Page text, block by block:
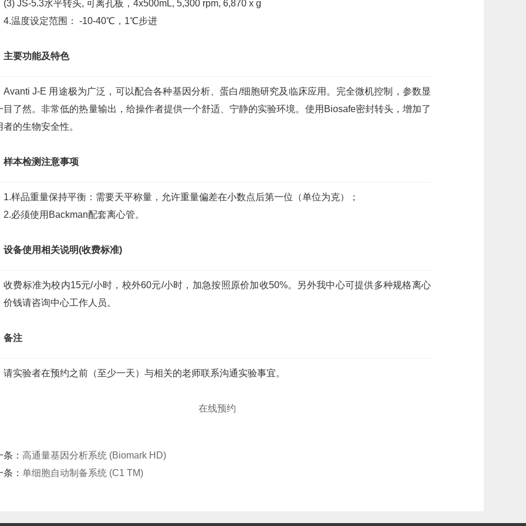
(3) JS-5.3水平转头, 可离孔板，4x500mL, 5,300 rpm, 6,870 x g
4.温度设定范围： -10-40℃，1℃步进
主要功能及特色
Avanti J-E 用途极为广泛，可以配合各种基因分析、蛋白/细胞研究及临床应用。完全微机控制，参数显
目了然。非常低的热量输出，给操作者提供一个舒适、宁静的实验环境。使用Biosafe密封转头，增加了
者的生物安全性。
样本检测注意事项
1.样品重量保持平衡：需要天平称量，允许重量偏差在小数点后第一位（单位为克）；
2.必须使用Backman配套离心管。
设备使用相关说明(收费标准)
收费标准为校内15元/小时，校外60元/小时，加急按照原价加收50%。另外我中心可提供多种规格离心
价钱请咨询中心工作人员。
备注
请实验者在预约之前（至少一天）与相关的老师联系沟通实验事宜。
在线预约
： 高通量基因分析系统 (Biomark HD)
： 单细胞自动制备系统 (C1 TM)